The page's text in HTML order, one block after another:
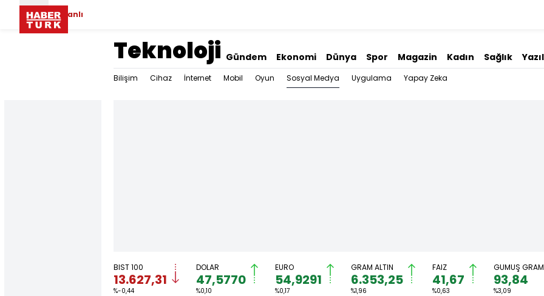
Canlı
Teknoloji Gündem Ekonomi Dünya Spor Magazin Kadın Sağlık
Bilişim Cihaz İnternet Mobil Oyun Sosyal Medya Uygulama Yapay Zeka
BIST 100
13.627,31
%-0,44
DOLAR
47,5770
%0,10
EURO
54,9291
%0,17
GRAM ALTIN
6.353,25
%1,96
FAİZ
41,67
%0,63
GÜMÜŞ GRAM
93,84
%3,09